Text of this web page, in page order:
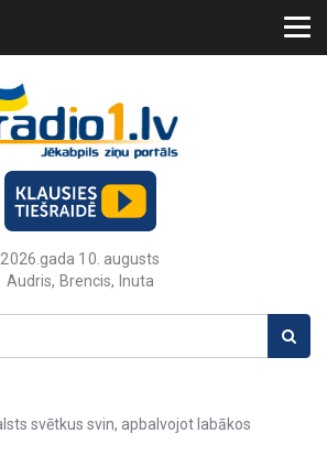
2026.gada 10. augusts
Audris, Brencis, Inuta